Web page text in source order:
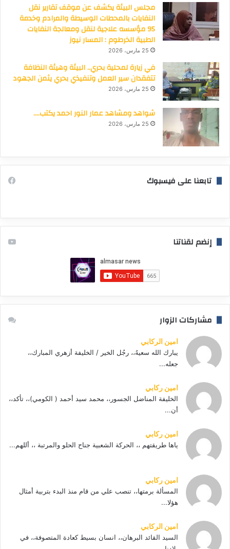
مجلس البيئة يكشف عن موقف تقارير نقل
النفايات بالمحطات الوسيطة والمرادم وخدمة
95 مؤسسه علاجية لنقل ومعالجة النفايات
الطبية الخرطوم : المسار نيوز
25 مارس، 2026
في زيارة لمحلية بحري.. البيئة وهيئة النظافة
تتفقدان سير العمل وتنفيذي بحري يثمن الجهود
25 مارس، 2026
شواهد ومشاهد عمار النور احمد يكتب….
25 مارس، 2026
تابعنا على فيسبوك
إنضم لقناتنا
مشاركات الزوار
امين الركابي
يبارك الله سعيهُ،، رجُل الخير / الخليفة أزهري المبارك،،
جعله...
امين ركابي
الخليفة المناضل الجسور،، محمد سيد أحمد ( الكومي)،، تأكد،،
أن...
امين ركابي
ياها طريقتهم ،، الحركة الشعبية جناح الحلو والمرتبة ،، أللهم...
امين ركابي
المسألة برمتها،، تنصب علي من قام منذ البدء بتربية أمثال
هؤلا...
امين الركابي
السيد القائد البرهان،، انسان بسيط كعادة المتصوفة،، في